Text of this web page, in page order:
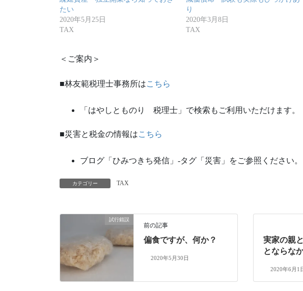
たい
2020年5月25日
TAX
り
2020年3月8日
TAX
＜ご案内＞
■林友範税理士事務所はこちら
「はやしとものり 税理士」で検索もご利用いただけます。
■災害と税金の情報はこちら
ブログ「ひみつきち発信」‐タグ「災害」をご参照ください。
カテゴリー TAX
試行錯誤
前の記事
偏食ですが、何か？
2020年5月30日
実家の親
とならな
2020年6月1